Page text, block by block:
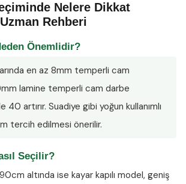
Nelere Dikkat
Rehberi
Önemlidir?
en az 8mm temperli cam
lamine temperli cam darbe
40 artırır. Suadiye gibi yoğun kullanımlı
tercih edilmesi önerilir.
Seçilir?
altında ise kayar kapılı model, geniş